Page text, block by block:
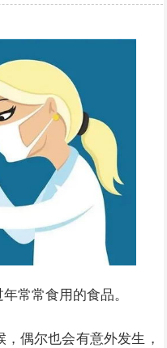
常常食用的食品。
偶尔也会有意外发生，